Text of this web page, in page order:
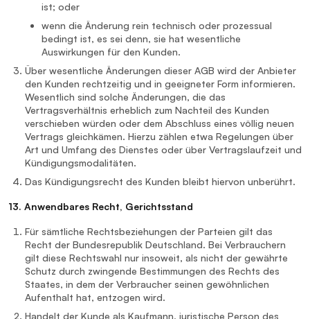
ist; oder
wenn die Änderung rein technisch oder prozessual
bedingt ist, es sei denn, sie hat wesentliche
Auswirkungen für den Kunden.
Über wesentliche Änderungen dieser AGB wird der Anbieter
den Kunden rechtzeitig und in geeigneter Form informieren.
Wesentlich sind solche Änderungen, die das
Vertragsverhältnis erheblich zum Nachteil des Kunden
verschieben würden oder dem Abschluss eines völlig neuen
Vertrags gleichkämen. Hierzu zählen etwa Regelungen über
Art und Umfang des Dienstes oder über Vertragslaufzeit und
Kündigungsmodalitäten.
Das Kündigungsrecht des Kunden bleibt hiervon unberührt.
13. Anwendbares Recht, Gerichtsstand
Für sämtliche Rechtsbeziehungen der Parteien gilt das
Recht der Bundesrepublik Deutschland. Bei Verbrauchern
gilt diese Rechtswahl nur insoweit, als nicht der gewährte
Schutz durch zwingende Bestimmungen des Rechts des
Staates, in dem der Verbraucher seinen gewöhnlichen
Aufenthalt hat, entzogen wird.
Handelt der Kunde als Kaufmann, juristische Person des